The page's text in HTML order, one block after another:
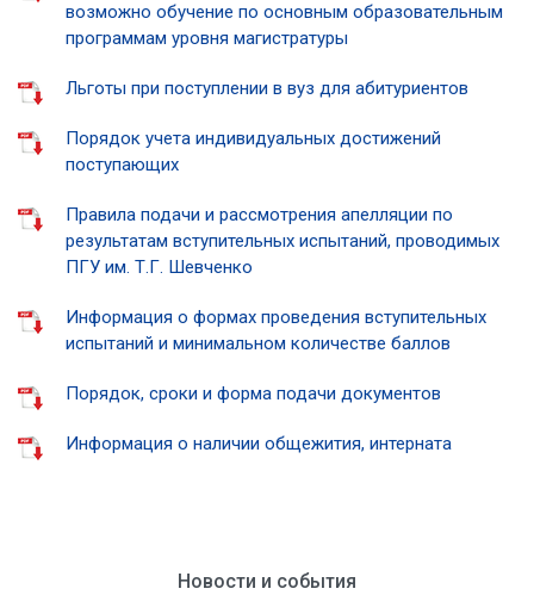
возможно обучение по основным образовательным
программам уровня магистратуры
Льготы при поступлении в вуз для абитуриентов
Порядок учета индивидуальных достижений
поступающих
Правила подачи и рассмотрения апелляции по
результатам вступительных испытаний, проводимых
ПГУ им. Т.Г. Шевченко
Информация о формах проведения вступительных
испытаний и минимальном количестве баллов
Порядок, сроки и форма подачи документов
Информация о наличии общежития, интерната
Новости и события